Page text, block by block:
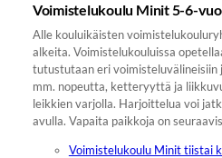
Voimistelukoulu Minit 5-6-
Alle kouluikäisten
alkeita. Voimistelukouluissa
tutustutaan eri voimisteluvälineisiin
mm. nopeutta, ketteryyttä ja
leikkien varjolla. Harjoittelua voi
avulla. Vapaita paikkoja on
Voimistelukoulu Minit tiistai